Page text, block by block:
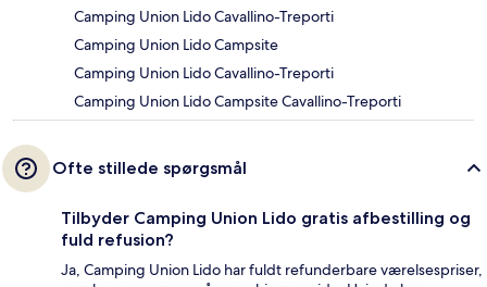
Camping Union Lido Cavallino-Treporti
Camping Union Lido Campsite
Camping Union Lido Cavallino-Treporti
Camping Union Lido Campsite Cavallino-Treporti
Ofte stillede spørgsmål
Tilbyder Camping Union Lido gratis afbestilling og
fuld refusion?
Ja, Camping Union Lido har fuldt refunderbare værelsespriser,